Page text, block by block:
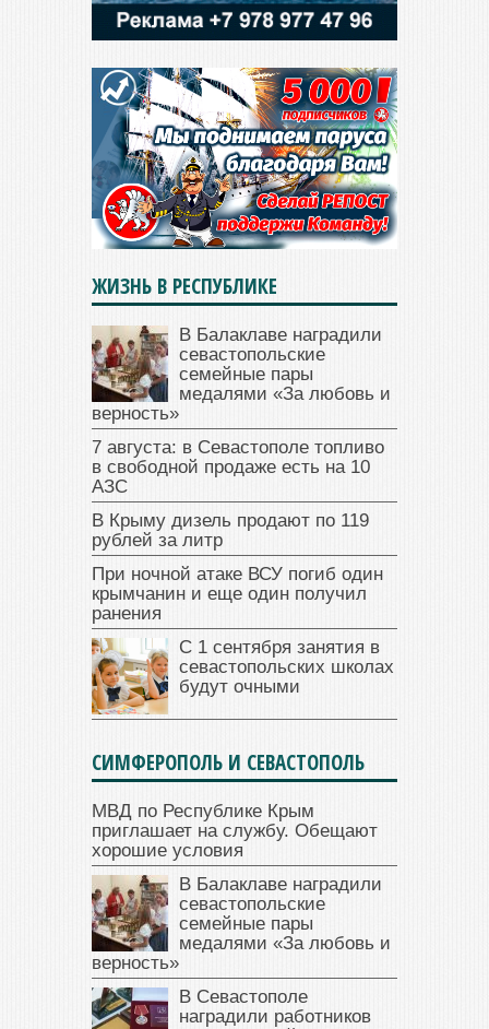
ЖИЗНЬ В РЕСПУБЛИКЕ
В Балаклаве наградили
севастопольские
семейные пары
медалями «За любовь и
верность»
7 августа: в Севастополе топливо
в свободной продаже есть на 10
АЗС
В Крыму дизель продают по 119
рублей за литр
При ночной атаке ВСУ погиб один
крымчанин и еще один получил
ранения
С 1 сентября занятия в
севастопольских школах
будут очными
СИМФЕРОПОЛЬ И СЕВАСТОПОЛЬ
МВД по Республике Крым
приглашает на службу. Обещают
хорошие условия
В Балаклаве наградили
севастопольские
семейные пары
медалями «За любовь и
верность»
В Севастополе
наградили работников